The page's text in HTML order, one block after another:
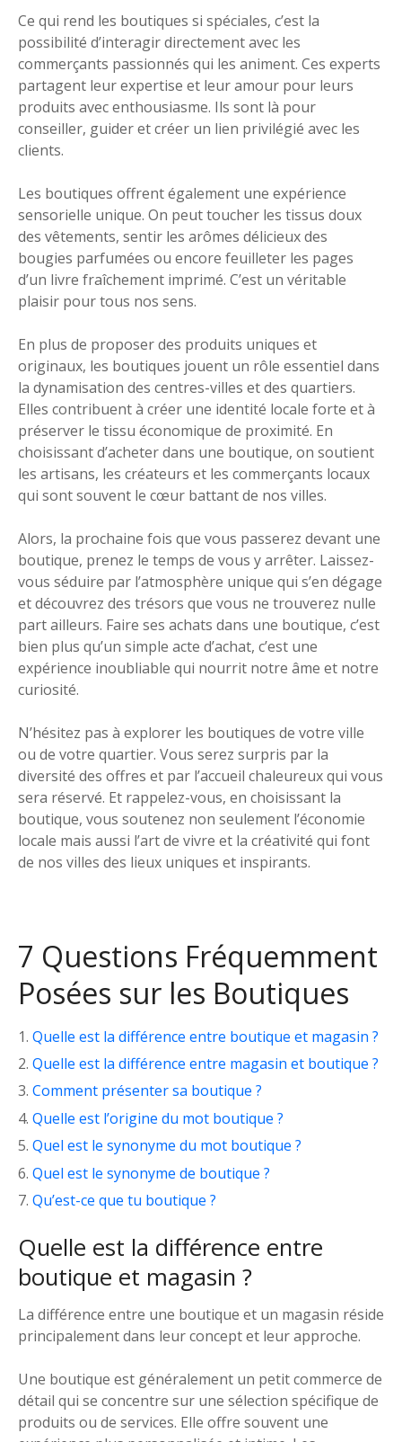
Ce qui rend les boutiques si spéciales, c’est la
possibilité d’interagir directement avec les
commerçants passionnés qui les animent. Ces experts
partagent leur expertise et leur amour pour leurs
produits avec enthousiasme. Ils sont là pour
conseiller, guider et créer un lien privilégié avec les
clients.
Les boutiques offrent également une expérience
sensorielle unique. On peut toucher les tissus doux
des vêtements, sentir les arômes délicieux des
bougies parfumées ou encore feuilleter les pages
d’un livre fraîchement imprimé. C’est un véritable
plaisir pour tous nos sens.
En plus de proposer des produits uniques et
originaux, les boutiques jouent un rôle essentiel dans
la dynamisation des centres-villes et des quartiers.
Elles contribuent à créer une identité locale forte et à
préserver le tissu économique de proximité. En
choisissant d’acheter dans une boutique, on soutient
les artisans, les créateurs et les commerçants locaux
qui sont souvent le cœur battant de nos villes.
Alors, la prochaine fois que vous passerez devant une
boutique, prenez le temps de vous y arrêter. Laissez-
vous séduire par l’atmosphère unique qui s’en dégage
et découvrez des trésors que vous ne trouverez nulle
part ailleurs. Faire ses achats dans une boutique, c’est
bien plus qu’un simple acte d’achat, c’est une
expérience inoubliable qui nourrit notre âme et notre
curiosité.
N’hésitez pas à explorer les boutiques de votre ville
ou de votre quartier. Vous serez surpris par la
diversité des offres et par l’accueil chaleureux qui vous
sera réservé. Et rappelez-vous, en choisissant la
boutique, vous soutenez non seulement l’économie
locale mais aussi l’art de vivre et la créativité qui font
de nos villes des lieux uniques et inspirants.
7 Questions Fréquemment
Posées sur les Boutiques
Quelle est la différence entre boutique et magasin ?
Quelle est la différence entre magasin et boutique ?
Comment présenter sa boutique ?
Quelle est l’origine du mot boutique ?
Quel est le synonyme du mot boutique ?
Quel est le synonyme de boutique ?
Qu’est-ce que tu boutique ?
Quelle est la différence entre
boutique et magasin ?
La différence entre une boutique et un magasin réside
principalement dans leur concept et leur approche.
Une boutique est généralement un petit commerce de
détail qui se concentre sur une sélection spécifique de
produits ou de services. Elle offre souvent une